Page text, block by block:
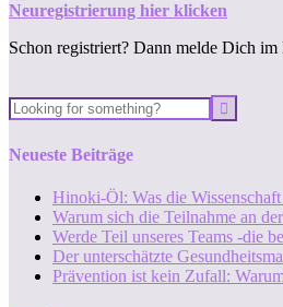
Neuregistrierung hier klicken
Schon registriert? Dann melde Dich
Neueste Beiträge
Hinoki-Öl: Was die
Warum sich die Teilnahme an
Werde Teil unseres Teams -die
Der unterschätzte
Prävention ist kein Zufall: